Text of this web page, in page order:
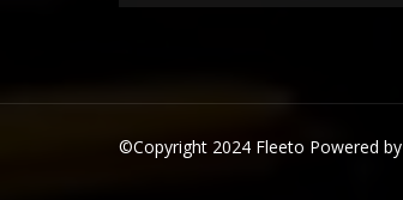
©Copyright 2024 Fleeto Powered by